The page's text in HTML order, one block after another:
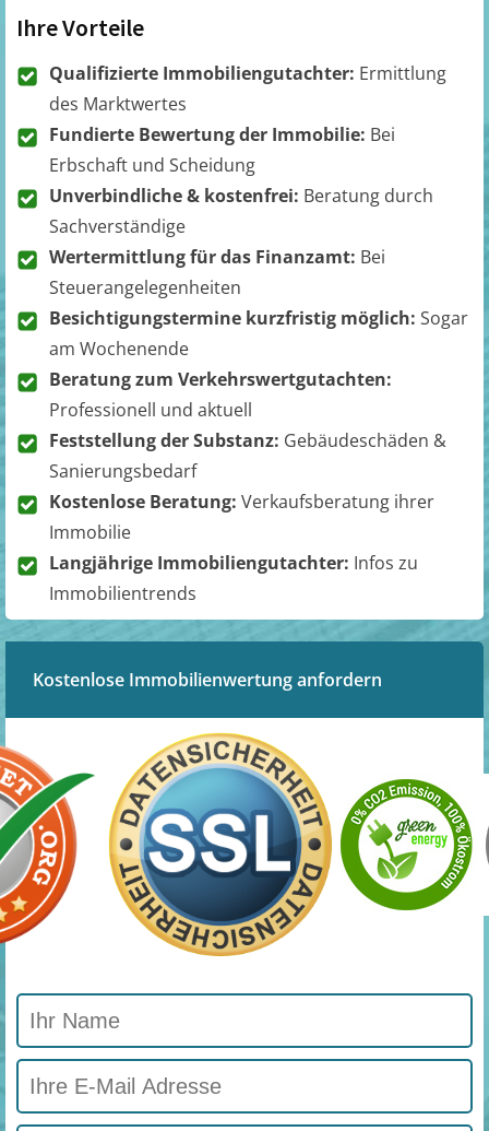
Ihre Vorteile
Qualifizierte Immobiliengutachter: Ermittlung
des Marktwertes
Fundierte Bewertung der Immobilie: Bei
Erbschaft und Scheidung
Unverbindliche & kostenfrei: Beratung durch
Sachverständige
Wertermittlung für das Finanzamt: Bei
Steuerangelegenheiten
Besichtigungstermine kurzfristig möglich: Sogar
am Wochenende
Beratung zum Verkehrswertgutachten:
Professionell und aktuell
Feststellung der Substanz: Gebäudeschäden &
Sanierungsbedarf
Kostenlose Beratung: Verkaufsberatung ihrer
Immobilie
Langjährige Immobiliengutachter: Infos zu
Immobilientrends
Kostenlose Immobilienwertung anfordern